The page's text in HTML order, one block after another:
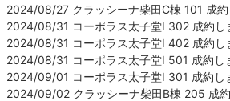
2024/08/27 クラッシーナ柴田C棟 101 成約
2024/08/31 コーポラス太子堂Ⅰ 302 成約し
2024/08/31 コーポラス太子堂Ⅰ 402 成約し
2024/08/31 コーポラス太子堂Ⅰ 501 成約し
2024/09/01 コーポラス太子堂Ⅰ 301 成約し
2024/09/02 クラッシーナ柴田B棟 205 成